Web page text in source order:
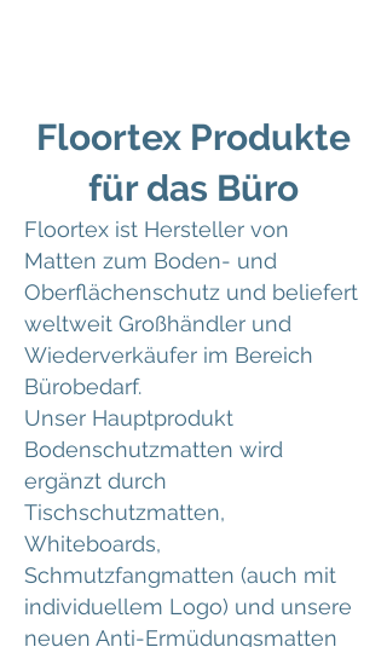
Floortex Produkte
für das Büro
Floortex ist Hersteller von
Matten zum Boden- und
Oberflächenschutz und beliefert
weltweit Großhändler und
Wiederverkäufer im Bereich
Bürobedarf.
Unser Hauptprodukt
Bodenschutzmatten wird
ergänzt durch
Tischschutzmatten,
Whiteboards,
Schmutzfangmatten (auch mit
individuellem Logo) und unsere
neuen Anti-Ermüdungsmatten